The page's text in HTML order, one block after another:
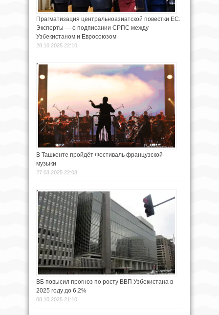
Прагматизация центральноазиатской повестки ЕС.
Эксперты — о подписании СРПС между
Узбекистаном и Евросоюзом
28.10.2025 22:10
В Ташкенте пройдёт Фестиваль французской
музыки
27.03.2025 22:08
ВБ повысил прогноз по росту ВВП Узбекистана в
2025 году до 6,2%
08.10.2025 21:10